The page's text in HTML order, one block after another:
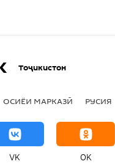
Тоҷикистон
ОСИЁИ МАРКАЗӢ РУСИЯ
VK OK